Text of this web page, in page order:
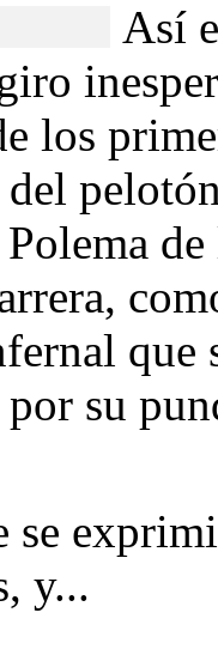
Así
los
que
su
se
y...